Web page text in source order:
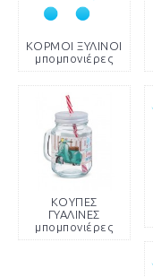
ΚΟΡΜΟΙ ΞΥΛΙΝΟΙ
μπομπονιέρες
ΚΟΥΠΕΣ
ΓΥΑΛΙΝΕΣ
μπομπονιέρες